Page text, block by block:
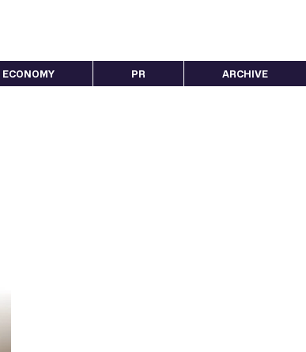
ECONOMY PR ARCHIVE